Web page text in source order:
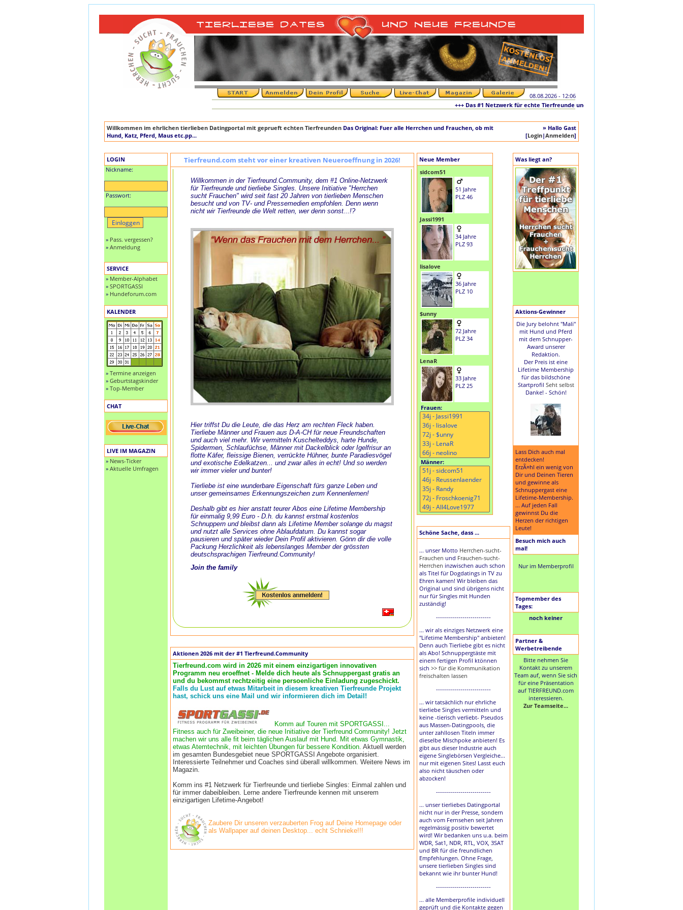
08.08.2026 - 12:06
+++ Das #1 Netzwerk für echte Tierfreunde und tierliebe Singles +++ Die originale
Willkommen im ehrlichen tierlieben Datingportal mit geprueft echten Tierfreunden Das Original: Fuer alle Herrchen und Frauchen, ob mit
Hund, Katz, Pferd, Maus etc.pp...
» Hallo Gast
[Login|Anmelden]
LOGIN
Nickname:
Passwort:
» Pass. vergessen?
» Anmeldung
SERVICE
» Member-Alphabet
» SPORTGASSI
» Hundeforum.com
KALENDER
» Termine anzeigen
» Geburtstagskinder
» Top-Member
CHAT
LIVE IM MAGAZIN
» News-Ticker
» Aktuelle Umfragen
Tierfreund.com steht vor einer kreativen Neueroeffnung in 2026!
Willkommen in der Tierfreund.Community, dem #1 Online-Netzwerk
für Tierfreunde und tierliebe Singles. Unsere Initiative "Herrchen
sucht Frauchen" wird seit fast 20 Jahren von tierlieben Menschen
besucht und von TV- und Pressemedien empfohlen. Denn wenn
nicht wir Tierfreunde die Welt retten, wer denn sonst...!?
Hier triffst Du die Leute, die das Herz am rechten Fleck haben.
Tierliebe Männer und Frauen aus D-A-CH für neue Freundschaften
und auch viel mehr. Wir vermitteln Kuschelteddys, harte Hunde,
Spidermen, Schlaufüchse, Männer mit Dackelblick oder Igelfrisur an
flotte Käfer, fleissige Bienen, verrückte Hühner, bunte Paradiesvögel
und exotische Edelkatzen... und zwar alles in echt! Und so werden
wir immer vieler und bunter!
Tierliebe ist eine wunderbare Eigenschaft fürs ganze Leben und
unser gemeinsames Erkennungszeichen zum Kennenlernen!
Deshalb gibt es hier anstatt teurer Abos eine Lifetime Membership
für einmalig 9,99 Euro - D.h. du kannst erstmal kostenlos
Schnuppern und bleibst dann als Lifetime Member solange du magst
und nutzt alle Services ohne Ablaufdatum. Du kannst sogar
pausieren und später wieder Dein Profil aktivieren. Gönn dir die volle
Packung Herzlichkeit als lebenslanges Member der grössten
deutschsprachigen Tierfreund.Community!
Join the family
Aktionen 2026 mit der #1 Tierfreund.Community
Tierfreund.com wird in 2026 mit einem einzigartigen innovativen
Programm neu eroeffnet - Melde dich heute als Schnuppergast gratis an
und du bekommst rechtzeitig eine persoenliche Einladung zugeschickt.
Falls du Lust auf etwas Mitarbeit in diesem kreativen Tierfreunde Projekt
hast, schick uns eine Mail und wir informieren dich im Detail!
Komm auf Touren mit SPORTGASSI...
Fitness auch für Zweibeiner, die neue Initiative der Tierfreund Community! Jetzt
machen wir uns alle fit beim täglichen Auslauf mit Hund. Mit etwas Gymnastik,
etwas Atemtechnik, mit leichten Übungen für bessere Kondition. Aktuell werden
im gesamten Bundesgebiet neue SPORTGASSI Angebote organisiert.
Interessierte Teilnehmer und Coaches sind überall willkommen. Weitere News im
Magazin.
Komm ins #1 Netzwerk für Tierfreunde und tierliebe Singles: Einmal zahlen und
für immer dabeibleiben. Lerne andere Tierfreunde kennen mit unserem
einzigartigen Lifetime-Angebot!
Zaubere Dir unseren verzauberten Frog auf Deine Homepage oder
als Wallpaper auf deinen Desktop... echt Schnieke!!!
Neue Member
sidcom51
51 Jahre
PLZ 46
Jassi1991
34 Jahre
PLZ 93
lisalove
36 Jahre
PLZ 10
$unny
72 Jahre
PLZ 34
LenaR
33 Jahre
PLZ 25
Frauen:
Männer:
Schöne Sache, dass ...
... unser Motto Herrchen-sucht-
Frauchen und Frauchen-sucht-
Herrchen inzwischen auch schon
als Titel für Dogdatings in TV zu
Ehren kamen! Wir bleiben das
Original und sind übrigens nicht
nur für Singles mit Hunden
zuständig!
---------------------------
... wir als einziges Netzwerk eine
"Lifetime Membership" anbieten!
Denn auch Tierliebe gibt es nicht
als Abo! Schnuppergtäste mit
einem fertigen Profil ktönnen
sich >> für die Kommunikation
freischalten lassen
---------------------------
... wir tatsächlich nur ehrliche
tierliebe Singles vermitteln und
keine -tierisch verliebt- Pseudos
aus Massen-Datingpools, die
unter zahllosen Titeln immer
dieselbe Mischpoke anbieten! Es
gibt aus dieser Industrie auch
eigene Singlebörsen Vergleiche...
nur mit eigenen Sites! Lasst euch
also nicht täuschen oder
abzocken!
---------------------------
... unser tierliebes Datingportal
nicht nur in der Presse, sondern
auch vom Fernsehen seit Jahren
regelmässig positiv bewertet
wird! Wir bedanken uns u.a. beim
WDR, Sat1, NDR, RTL, VOX, 3SAT
und BR für die freundlichen
Empfehlungen. Ohne Frage,
unsere tierlieben Singles sind
bekannt wie ihr bunter Hund!
---------------------------
... alle Memberprofile individuell
geprüft und die Kontakte gegen
Was liegt an?
Aktions-Gewinner
Die Jury belohnt "Mali"
mit Hund und Pferd
mit dem Schnupper-
Award unserer
Redaktion.
Der Preis ist eine
Lifetime Membership
für das bildschöne
Startprofil Seht selbst
Danke! - Schön!
Lass Dich auch mal
entdecken!
ErzÃ¤hl ein wenig von
Dir und Deinen Tieren
und gewinne als
Schnuppergast eine
Lifetime-Membership.
... Auf jeden Fall
gewinnst Du die
Herzen der richtigen
Leute!
Besuch mich auch
mal!
Nur im Memberprofil
Topmember des
Tages:
noch keiner
Partner &
Werbetreibende
Bitte nehmen Sie
Kontakt zu unserem
Team auf, wenn Sie sich
für eine Präsentation
auf TIERFREUND.com
interessieren.
Zur Teamseite...